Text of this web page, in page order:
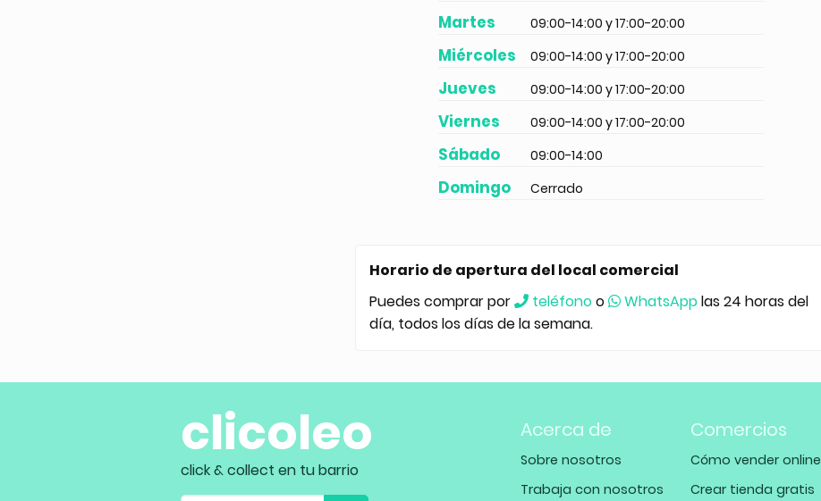
Martes 09:00-14:00 y 17:00-20:00
Miércoles 09:00-14:00 y 17:00-20:00
Jueves 09:00-14:00 y 17:00-20:00
Viernes 09:00-14:00 y 17:00-20:00
Sábado 09:00-14:00
Domingo Cerrado
Horario de apertura del local comercial
Puedes comprar por
teléfonoo WhatsApplas 24 horas del
día, todos los días de la semana.
clicoleo
click & collect en tu barrio
Acerca de
Sobre nosotros
Trabaja con nosotros
Comercios
Cómo vender online
Crear tienda gratis